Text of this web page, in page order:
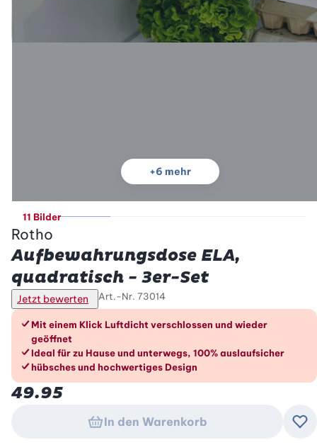
+6 mehr
11 Bilder
Rotho
Aufbewahrungsdose ELA,
quadratisch - 3er-Set
Jetzt bewerten Art.-Nr. 73014
Die Vorteile im Überblick
Mit einem Klick Luftdicht verschlossen und wieder
geöffnet
Ideal für zu Hause und unterwegs, 100% auslaufsicher
hübsches und hochwertiges Design
49.95
In den Warenkorb